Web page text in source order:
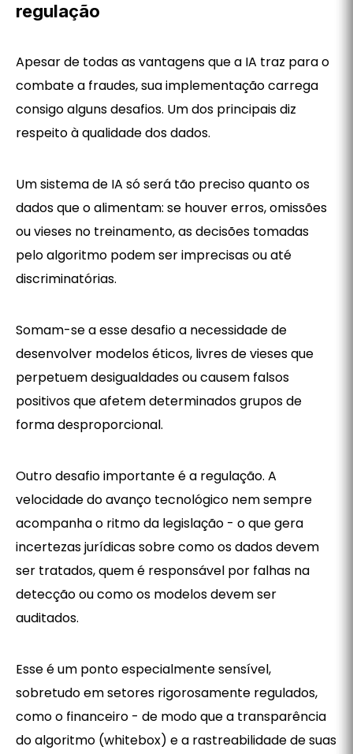
regulação
Apesar de todas as vantagens que a IA traz para o
combate a fraudes, sua implementação carrega
consigo alguns desafios. Um dos principais diz
respeito à qualidade dos dados.
Um sistema de IA só será tão preciso quanto os
dados que o alimentam: se houver erros, omissões
ou vieses no treinamento, as decisões tomadas
pelo algoritmo podem ser imprecisas ou até
discriminatórias.
Somam-se a esse desafio a necessidade de
desenvolver modelos éticos, livres de vieses que
perpetuem desigualdades ou causem falsos
positivos que afetem determinados grupos de
forma desproporcional.
Outro desafio importante é a regulação. A
velocidade do avanço tecnológico nem sempre
acompanha o ritmo da legislação - o que gera
incertezas jurídicas sobre como os dados devem
ser tratados, quem é responsável por falhas na
detecção ou como os modelos devem ser
auditados.
Esse é um ponto especialmente sensível,
sobretudo em setores rigorosamente regulados,
como o financeiro - de modo que a transparência
do algoritmo (whitebox) e a rastreabilidade de suas